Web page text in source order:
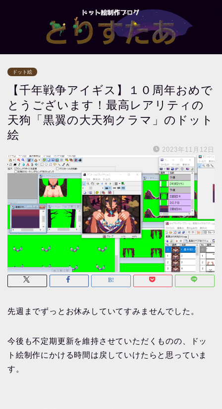
ドット絵
【千年戦争アイギス】１０周年おめで
とうございます！最高レアリティの
天狗「黒翼の大天狗クラマ」のドット
絵
2023年11月12日
先週までずっとお休みしていてすみませんでした。
今後も不定期更新を維持させていただくものの、ドッ
ト絵制作にかける時間は戻していけたらと思っていま
す。